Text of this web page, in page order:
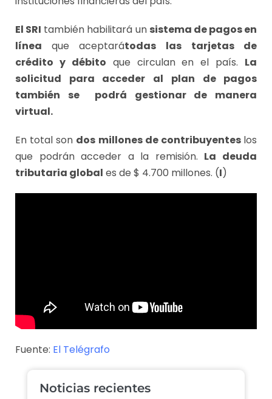
El SRI también habilitará un sistema de pagos en
línea que aceptarátodas las
tarjetas de
crédito y débito que circulan en el país. La
solicitud para acceder al
plan de pagos
también se podrá gestionar de manera
virtual.
En total son dos millones de contribuyentes los
que podrán acceder a la remisión. La deuda
tributaria global es de $ 4.700 millones. (I)
Fuente: El Telégrafo
Noticias recientes